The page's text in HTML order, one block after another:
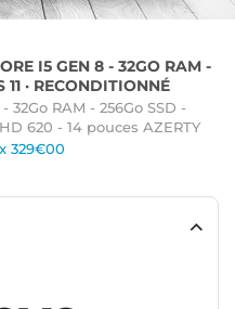
I5 GEN 8 - 32GO RAM -
· RECONDITIONNÉ
32Go RAM - 256Go SSD -
620 - 14 pouces AZERTY
329€00